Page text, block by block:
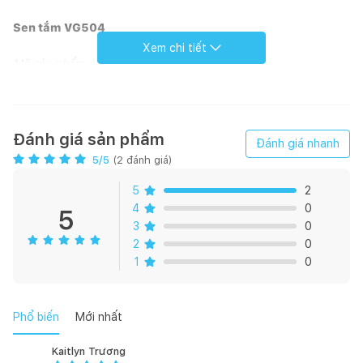
Sen tắm VG504
Mã sản phẩm: VG504
massage sử dụng công nghệ hòa trộn khí vào nước, cùng kết
cấu dạng tổ ong giúp ổn định lưu lượng, tạo ra dòng nước êm
Xem chi tiết
Đánh giá sản phẩm
5/5 (2 đánh giá)
Đánh giá nhanh
5
5
2
4
0
3
0
2
0
1
0
Phổ biến Mới nhất
Kaitlyn Trương